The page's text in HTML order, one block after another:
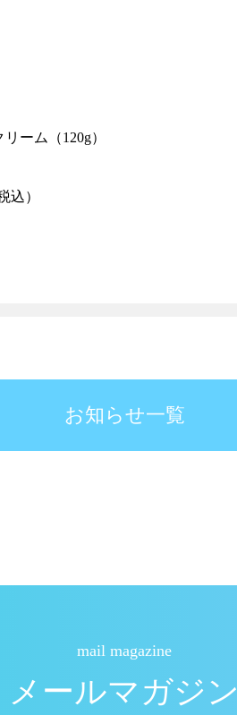
ーム（120g）
込）
お知らせ一覧
mail magazine
メールマガジン